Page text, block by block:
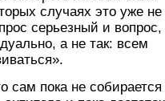
случаях это уже не
серьезный и вопрос,
а не так: всем
сам пока не собирается